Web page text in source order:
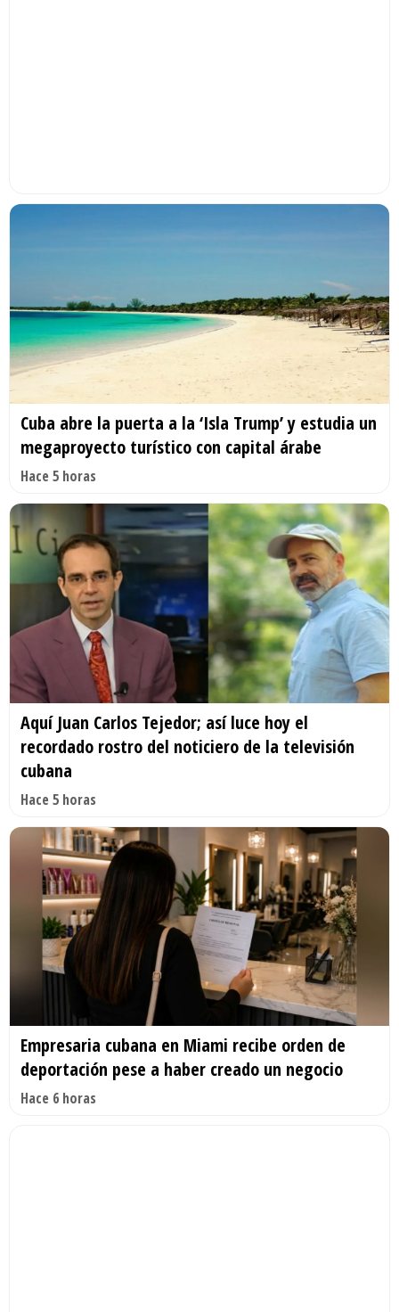
Cuba abre la puerta a la ‘Isla Trump’ y estudia un
megaproyecto turístico con capital árabe
Hace 5 horas
Aquí Juan Carlos Tejedor; así luce hoy el
recordado rostro del noticiero de la televisión
cubana
Hace 5 horas
Empresaria cubana en Miami recibe orden de
deportación pese a haber creado un negocio
Hace 6 horas